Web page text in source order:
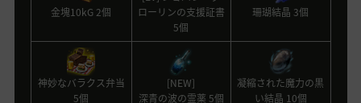
金塊10kG 2個
ローリンの支援証書
5個
珊瑚結晶 3個
神妙なバラクス弁当
5個
[NEW]
深青の波の霊薬 5個
凝縮された魔力の黒
い結晶 10個